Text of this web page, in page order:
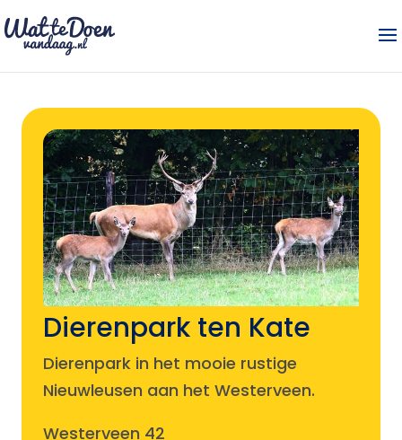
Dierenpark ten Kate
Dierenpark in het mooie rustige
Nieuwleusen aan het Westerveen.
Westerveen 42